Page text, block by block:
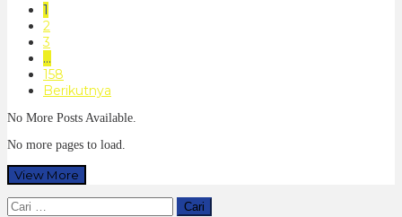
1
2
3
…
158
Berikutnya
No More Posts Available.
No more pages to load.
View More
Cari